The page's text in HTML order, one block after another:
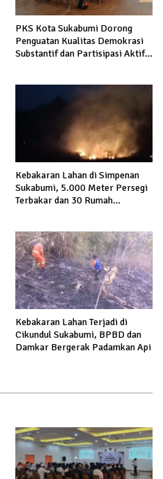
PKS Kota Sukabumi Dorong
Penguatan Kualitas Demokrasi
Substantif dan Partisipasi Aktif
Kebakaran Lahan di Simpenan
Sukabumi, 5.000 Meter Persegi
Terbakar dan 30 Rumah
Kebakaran Lahan Terjadi di
Cikundul Sukabumi, BPBD dan
Damkar Bergerak Padamkan Api